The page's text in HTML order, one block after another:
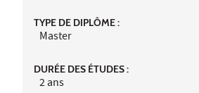
TYPE DE DIPLÔME :
Master
DURÉE DES ÉTUDES :
2 ans